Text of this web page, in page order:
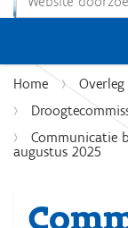
Home Overleg
Communicatie
augustus 2025